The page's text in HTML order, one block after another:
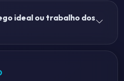
ideal ou trabalho dos